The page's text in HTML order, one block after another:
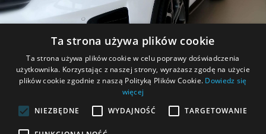
PROMOCJE
Zapoznaj się z aktualnymi promocjami.
Ta strona używa plików cookie
Ta strona używa plików cookie w celu poprawy doświadczenia
użytkownika. Korzystając z naszej strony, wyrażasz zgodę na użycie
plików cookie zgodnie z naszą Polityką Plików Cookie. Dowiedz się
więcej
NIEZBĘDNE
WYDAJNOŚĆ TARGETOWANIE